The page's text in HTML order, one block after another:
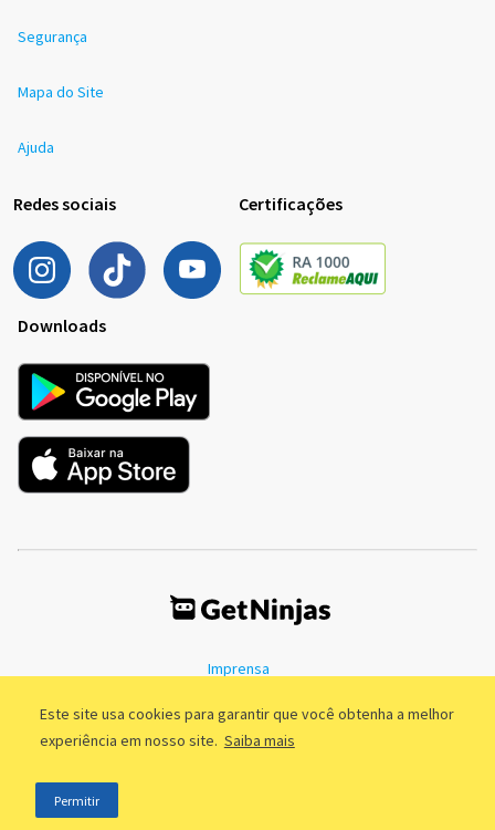
Este site usa cookies para garantir que você obtenha a melhor
experiência em nosso site. Saiba mais
Permitir
Segurança
Mapa do Site
Ajuda
Redes sociais Certificações
Downloads
Imprensa
Política de Privacidade
©2011 - 2026, GetNinjas LTDA. CNPJ 55.744.877/0001-89 - Rua Dr.
Fernandes Coelho, 85 - 3º andar - São Paulo/SP - Brasil